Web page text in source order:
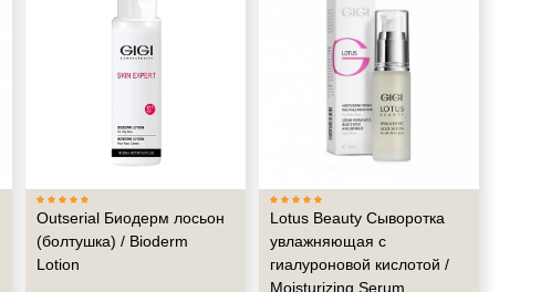
Outserial Биодерм лосьон
(болтушка) / Bioderm
Lotion
Lotus Beauty Сыворотка
увлажняющая с
гиалуроновой кислотой /
Moisturizing Serum